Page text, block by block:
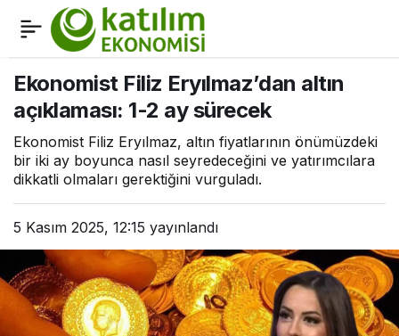
Ekonomist Filiz Eryılmaz’dan altın
açıklaması: 1-2 ay sürecek
Ekonomist Filiz Eryılmaz, altın fiyatlarının önümüzdeki
bir iki ay boyunca nasıl seyredeceğini ve yatırımcılara
dikkatli olmaları gerektiğini vurguladı.
5 Kasım 2025, 12:15 yayınlandı
Katılım Bankacılığı
Nedir?